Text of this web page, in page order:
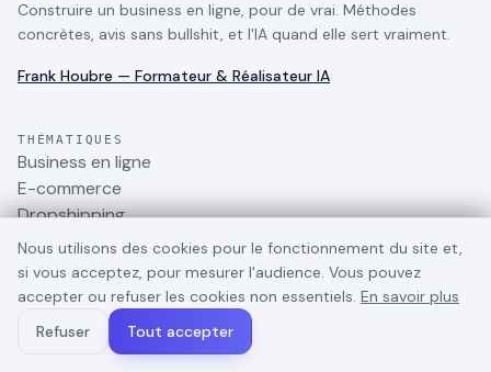
Construire un business en ligne, pour de vrai. Méthodes
concrètes, avis sans bullshit, et l'IA quand elle sert vraiment.
Frank Houbre — Formateur & Réalisateur IA
THÉMATIQUES
Business en ligne
E-commerce
Dropshipping
TikTok
Marketing digital
Gagner de l'argent
Outils IA pour business
Nous utilisons des cookies pour le fonctionnement du site et,
si vous acceptez, pour mesurer l'audience. Vous pouvez
accepter ou refuser les cookies non essentiels. En savoir plus
Refuser
Tout accepter